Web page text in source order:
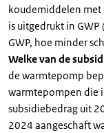
koudemiddelen met
is uitgedrukt in
GWP, hoe minder
Welke van de
de warmtepomp
warmtepompen die
subsidiebedrag uit
2024 aangeschaft